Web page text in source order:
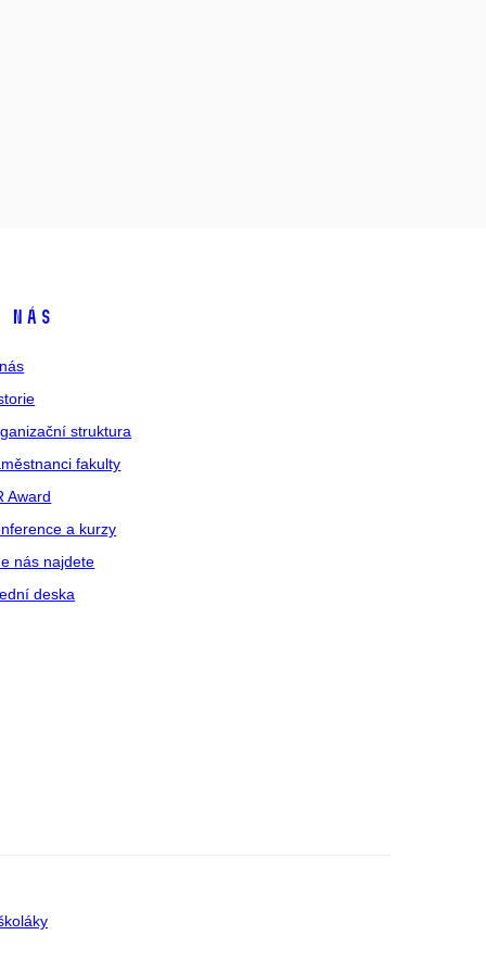
nás
struktura
fakulty
Award
a kurzy
nás najdete
deska